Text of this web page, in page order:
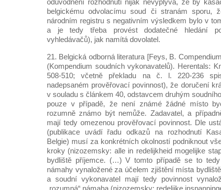
odůvodnění rozhodnutí nijak nevyplývá, že by
belgickému odvolacímu soud či stranám sporu,
národním registru s negativním výsledkem bylo v
a je tedy třeba provést dodatečné hledání
vyhledávačů), jak namítá dovolatel.
21. Belgická odborná literatura [Feys, B.
(Kompendium soudních vykonavatelů). Herentals:
508-510; včetně překladu na č. l. 220-236
nadepsaném prověřovací povinnost), že doručení
v souladu s článkem 40, odstavcem druhým
pouze v případě, že není známé žádné místo
rozumně známo být nemůže. Zadavatel, a
mají tedy omezenou prověřovací povinnost. Dle
(publikace uvádí řadu odkazů na rozhodnutí
Belgie) musí za konkrétních okolností podniknout
kroky (nizozemsky: alle in redelijkheid mogelijke
bydliště příjemce. (…) V tomto případě se to tedy
námahy vynaložené za účelem zjištění místa
a soudní vykonavatel mají tedy povinnost
„rozumná“ námaha (nizozemsky: redelijke